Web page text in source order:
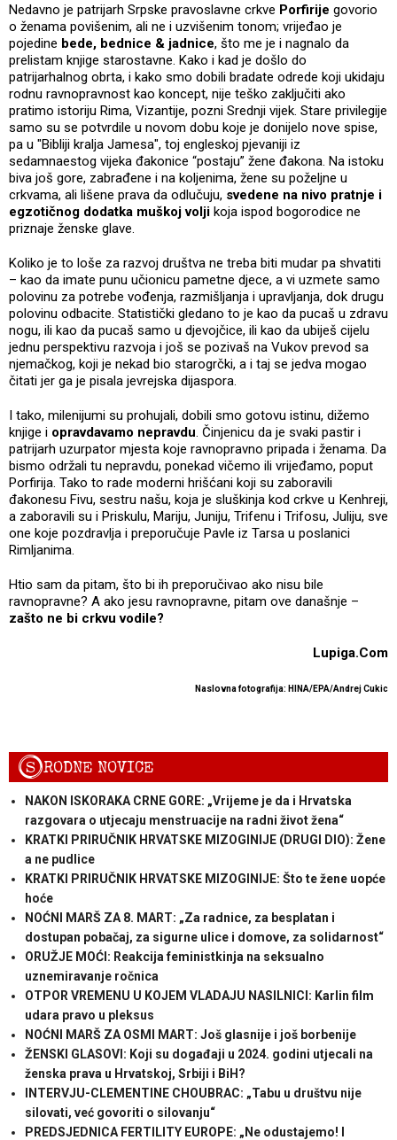
Nedavno je patrijarh Srpske pravoslavne crkve Porfirije govorio
o ženama povišenim, ali ne i uzvišenim tonom; vrijeđao je
pojedine bede, bednice & jadnice, što me je i nagnalo da
prelistam knjige starostavne. Kako i kad je došlo do
patrijarhalnog obrta, i kako smo dobili bradate odrede koji ukidaju
rodnu ravnopravnost kao koncept, nije teško zaključiti ako
pratimo istoriju Rima, Vizantije, pozni Srednji vijek. Stare privilegije
samo su se potvrdile u novom dobu koje je donijelo nove spise,
pa u "Bibliji kralja Jamesa", toj engleskoj pjevaniji iz
sedamnaestog vijeka đakonice “postaju” žene đakona. Na istoku
biva još gore, zabrađene i na koljenima, žene su poželjne u
crkvama, ali lišene prava da odlučuju, svedene na nivo pratnje i
egzotičnog dodatka muškoj volji koja ispod bogorodice ne
priznaje ženske glave.
Koliko je to loše za razvoj društva ne treba biti mudar pa shvatiti
– kao da imate punu učionicu pametne djece, a vi uzmete samo
polovinu za potrebe vođenja, razmišljanja i upravljanja, dok drugu
polovinu odbacite. Statistički gledano to je kao da pucaš u zdravu
nogu, ili kao da pucaš samo u djevojčice, ili kao da ubiješ cijelu
jednu perspektivu razvoja i još se pozivaš na Vukov prevod sa
njemačkog, koji je nekad bio starogrčki, a i taj se jedva mogao
čitati jer ga je pisala jevrejska dijaspora.
I tako, milenijumi su prohujali, dobili smo gotovu istinu, dižemo
knjige i opravdavamo nepravdu. Činjenicu da je svaki pastir i
patrijarh uzurpator mjesta koje ravnopravno pripada i ženama. Da
bismo održali tu nepravdu, ponekad vičemo ili vrijeđamo, poput
Porfirija. Tako to rade moderni hrišćani koji su zaboravili
đakonesu Fivu, sestru našu, koja je sluškinja kod crkve u Кenhreji,
a zaboravili su i Priskulu, Mariju, Juniju, Trifenu i Trifosu, Juliju, sve
one koje pozdravlja i preporučuje Pavle iz Tarsa u poslanici
Rimljanima.
Htio sam da pitam, što bi ih preporučivao ako nisu bile
ravnopravne? A ako jesu ravnopravne, pitam ove današnje –
zašto ne bi crkvu vodile?
Lupiga.Com
Naslovna fotografija: HINA/EPA/Andrej Cukic
SRODNE NOVICE
NAKON ISKORAKA CRNE GORE: „Vrijeme je da i Hrvatska
razgovara o utjecaju menstruacije na radni život žena“
KRATKI PRIRUČNIK HRVATSKE MIZOGINIJE (DRUGI DIO): Žene
a ne pudlice
KRATKI PRIRUČNIK HRVATSKE MIZOGINIJE: Što te žene uopće
hoće
NOĆNI MARŠ ZA 8. MART: „Za radnice, za besplatan i
dostupan pobačaj, za sigurne ulice i domove, za solidarnost“
ORUŽJE MOĆI: Reakcija feministkinja na seksualno
uznemiravanje ročnica
OTPOR VREMENU U KOJEM VLADAJU NASILNICI: Karlin film
udara pravo u pleksus
NOĆNI MARŠ ZA OSMI MART: Još glasnije i još borbenije
ŽENSKI GLASOVI: Koji su događaji u 2024. godini utjecali na
ženska prava u Hrvatskoj, Srbiji i BiH?
INTERVJU-CLEMENTINE CHOUBRAC: „Tabu u društvu nije
silovati, već govoriti o silovanju“
PREDSJEDNICA FERTILITY EUROPE: „Ne odustajemo! I